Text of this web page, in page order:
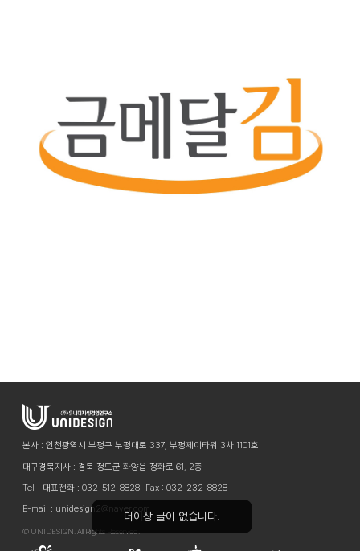
본사 : 인천광역시 부평구 부평대로 337, 부평제이타워 3차 1101호
대구경북지사 : 경북 청도군 화양읍 청화로 61, 2층
Tel
대표전화 : 032-512-8828 Fax : 032-232-8828
E-mail : unidesign2@naver.com
© UNIDESIGN. All Rights Reserved.